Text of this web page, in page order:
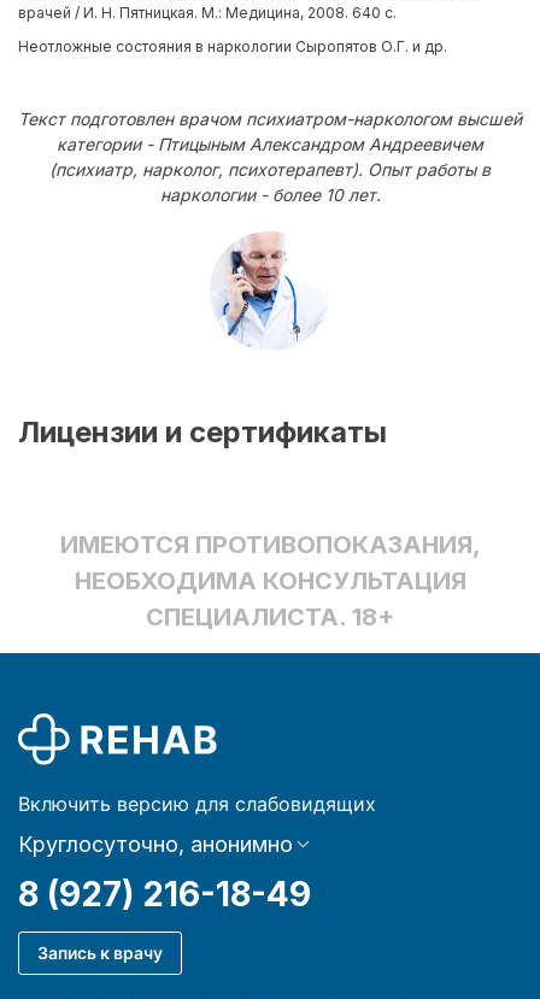
врачей / И. Н. Пятницкая. М.: Медицина, 2008. 640 с.
Неотложные состояния в наркологии Сыропятов О.Г. и др.
Текст подготовлен врачом психиатром-наркологом высшей
категории - Птицыным Александром Андреевичем
(психиатр, нарколог, психотерапевт). Опыт работы в
наркологии - более 10 лет.
Лицензии и сертификаты
ИМЕЮТСЯ ПРОТИВОПОКАЗАНИЯ,
НЕОБХОДИМА КОНСУЛЬТАЦИЯ
СПЕЦИАЛИСТА. 18+
Включить версию для слабовидящих
Круглосуточно, анонимно
8 (927) 216-18-49
Запись к врачу